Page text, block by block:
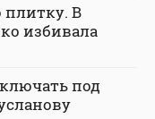
плитку. В
избивала
под